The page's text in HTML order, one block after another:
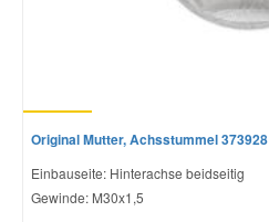
Original Mutter, Achsstummel 373928
Einbauseite: Hinterachse beidseitig
Gewinde: M30x1,5